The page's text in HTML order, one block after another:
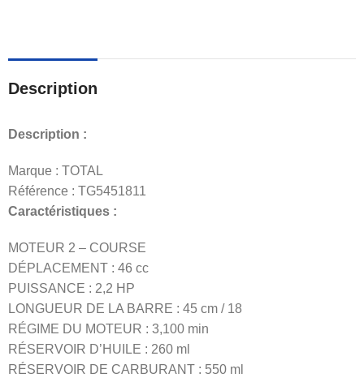
Description
Description :
Marque : TOTAL
Référence : TG5451811
Caractéristiques :
MOTEUR 2 – COURSE
DÉPLACEMENT : 46 cc
PUISSANCE : 2,2 HP
LONGUEUR DE LA BARRE : 45 cm / 18
RÉGIME DU MOTEUR : 3,100 min
RÉSERVOIR D’HUILE : 260 ml
RÉSERVOIR DE CARBURANT : 550 ml